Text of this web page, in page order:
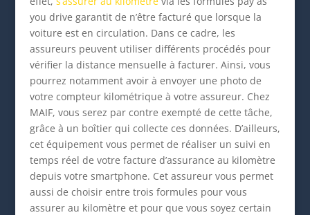
you drive garantit de n’être facturé que lorsque la
voiture est en circulation. Dans ce cadre, les
assureurs peuvent utiliser différents procédés pour
vérifier la distance mensuelle à facturer. Ainsi, vous
pourrez notamment avoir à envoyer une photo de
votre compteur kilométrique à votre assureur. Chez
MAIF, vous serez par contre exempté de cette tâche,
grâce à un boîtier qui collecte ces données. D’ailleurs,
cet équipement vous permet de réaliser un suivi en
temps réel de votre facture d’assurance au kilomètre
depuis votre smartphone. Cet assureur vous permet
aussi de choisir entre trois formules pour vous
assurer au kilomètre et pour que vous soyez certain